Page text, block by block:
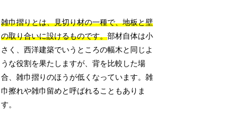
雑巾摺りとは、見切り材の一種で、地板と壁
の取り合いに設けるものです。部材自体は小
さく、西洋建築でいうところの幅木と同じよ
うな役割を果たしますが、背を比較した場
合、雑巾摺りのほうが低くなっています。雑
巾擦れや雑巾留めと呼ばれることもありま
す。